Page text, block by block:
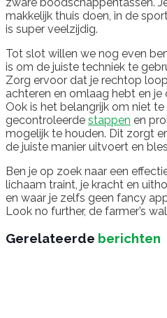
makkelijk thuis doen, in de
is super veelzijdig.
Tot slot willen we nog even
is om de juiste techniek te
Zorg ervoor dat je rechtop
achteren en omlaag hebt en
Ook is het belangrijk om niet te
gecontroleerde stappen en
mogelijk te houden. Dit zorgt
de juiste manier uitvoert en
Ben je op zoek naar een
lichaam traint, je kracht en
en waar je zelfs geen fancy
Look no further, de farmer’s
Gerelateerde berichten